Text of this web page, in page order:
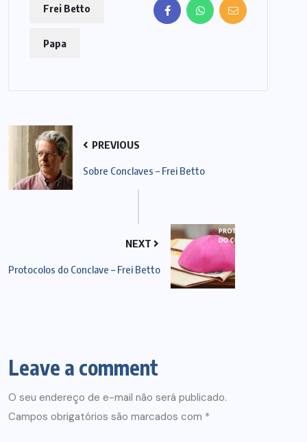
Frei Betto
Papa
PREVIOUS
Sobre Conclaves – Frei Betto
NEXT
Protocolos do Conclave – Frei Betto
Leave a comment
O seu endereço de e-mail não será publicado.
Campos obrigatórios são marcados com *